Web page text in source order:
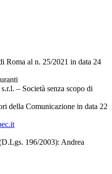
Roma al n. 25/2021 in data 24
– Società senza scopo di
della Comunicazione in data 22
196/2003): Andrea